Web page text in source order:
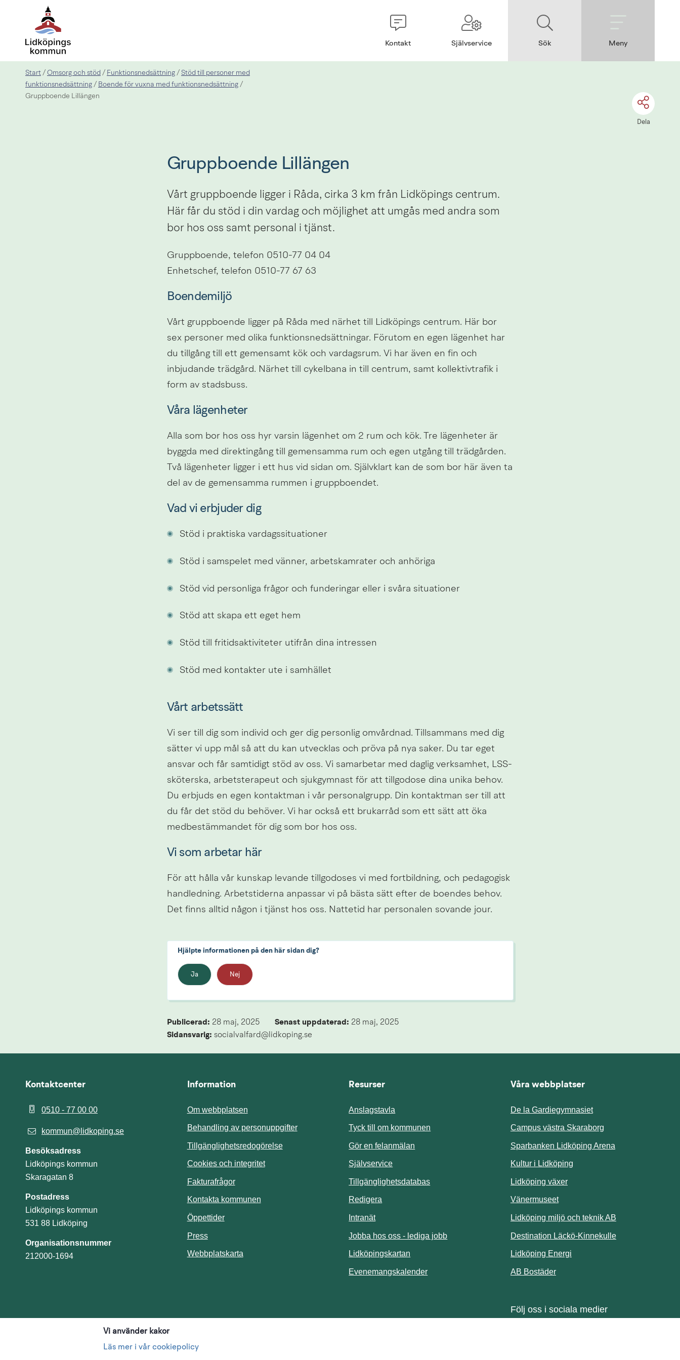
Vi använder kakor
Läs mer i vår cookiepolicy
Kontakt Självservice Sök Meny
Start / Omsorg och stöd / Funktionsnedsättning / Stöd till personer med
funktionsnedsättning / Boende för vuxna med funktionsnedsättning /
Gruppboende Lillängen
Dela
Gruppboende Lillängen
Vårt gruppboende ligger i Råda, cirka 3 km från Lidköpings centrum.
Här får du stöd i din vardag och möjlighet att umgås med andra som
bor hos oss samt personal i tjänst.
Gruppboende, telefon 0510-77 04 04
Enhetschef, telefon 0510-77 67 63
Boendemiljö
Vårt gruppboende ligger på Råda med närhet till Lidköpings centrum. Här bor
sex personer med olika funktionsnedsättningar. Förutom en egen lägenhet har
du tillgång till ett gemensamt kök och vardagsrum. Vi har även en fin och
inbjudande trädgård. Närhet till cykelbana in till centrum, samt kollektivtrafik i
form av stadsbuss.
Våra lägenheter
Alla som bor hos oss hyr varsin lägenhet om 2 rum och kök. Tre lägenheter är
byggda med direktingång till gemensamma rum och egen utgång till trädgården.
Två lägenheter ligger i ett hus vid sidan om. Självklart kan de som bor här även ta
del av de gemensamma rummen i gruppboendet.
Vad vi erbjuder dig
Stöd i praktiska vardagssituationer
Stöd i samspelet med vänner, arbetskamrater och anhöriga
Stöd vid personliga frågor och funderingar eller i svåra situationer
Stöd att skapa ett eget hem
Stöd till fritidsaktiviteter utifrån dina intressen
Stöd med kontakter ute i samhället
Vårt arbetssätt
Vi ser till dig som individ och ger dig personlig omvårdnad. Tillsammans med dig
sätter vi upp mål så att du kan utvecklas och pröva på nya saker. Du tar eget
ansvar och får samtidigt stöd av oss. Vi samarbetar med daglig verksamhet, LSS-
sköterska, arbetsterapeut och sjukgymnast för att tillgodose dina unika behov.
Du erbjuds en egen kontaktman i vår personalgrupp. Din kontaktman ser till att
du får det stöd du behöver. Vi har också ett brukarråd som ett sätt att öka
medbestämmandet för dig som bor hos oss.
Vi som arbetar här
För att hålla vår kunskap levande tillgodoses vi med fortbildning, och pedagogisk
handledning. Arbetstiderna anpassar vi på bästa sätt efter de boendes behov.
Det finns alltid någon i tjänst hos oss. Nattetid har personalen sovande jour.
Hjälpte informationen på den här sidan dig?
Ja Nej
Publicerad: 28 maj, 2025 Senast uppdaterad: 28 maj, 2025
Sidansvarig: socialvalfard@lidkoping.se
Kontaktcenter
0510 - 77 00 00
kommun@lidkoping.se
Besöksadress
Lidköpings kommun
Skaragatan 8
Postadress
Lidköpings kommun
531 88 Lidköping
Organisationsnummer
212000-1694
Information
Om webbplatsen
Behandling av personuppgifter
Tillgänglighetsredogörelse
Cookies och integritet
Fakturafrågor
Kontakta kommunen
Öppettider
Press
Webbplatskarta
Resurser
Anslagstavla
Tyck till om kommunen Länk till annan webbplats.
Gör en felanmälan
SjälvserviceLänk till annan webbplats.
TillgänglighetsdatabasLänk till annan webbplats.
Redigera
IntranätLänk till annan webbplats.
Jobba hos oss - lediga jobb
Lidköpingskartan
EvenemangskalenderLänk till annan webbplats.
Våra webbplatser
De la Gardiegymnasiet
Campus västra Skaraborg
Sparbanken Lidköping Arena
Kultur i Lidköping
Lidköping växer
Vänermuseet
Lidköping miljö och teknik AB
Destination Läckö-KinnekulleLänk till annan
Lidköping EnergiLänk till annan webbplats.
AB BostäderLänk till annan webbplats.
Följ oss i sociala medier